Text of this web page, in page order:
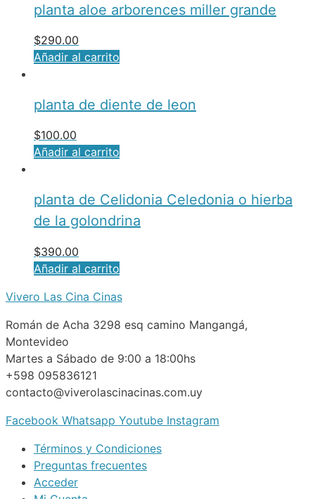
planta aloe arborences miller grande
$290.00
Añadir al carrito
planta de diente de leon
$100.00
Añadir al carrito
planta de Celidonia Celedonia o hierba
de la golondrina
$390.00
Añadir al carrito
Vivero Las Cina Cinas
Román de Acha 3298 esq camino Mangangá,
Montevideo
Martes a Sábado de 9:00 a 18:00hs
+598 095836121
contacto@viverolascinacinas.com.uy
Facebook Whatsapp Youtube Instagram
Términos y Condiciones
Preguntas frecuentes
Acceder